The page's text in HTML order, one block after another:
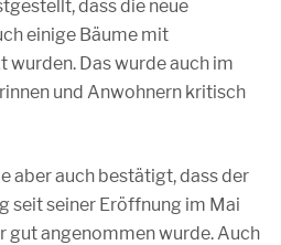
dass die neue
einige Bäume mit
wurden. Das wurde auch im
und Anwohnern kritisch
aber auch bestätigt, dass der
seit seiner Eröffnung im Mai
gut angenommen wurde. Auch